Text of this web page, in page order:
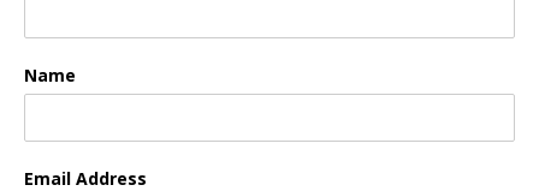
Name
Email Address